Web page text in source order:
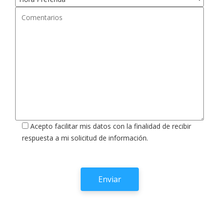
Acepto facilitar mis datos con la finalidad de recibir
respuesta a mi solicitud de información.